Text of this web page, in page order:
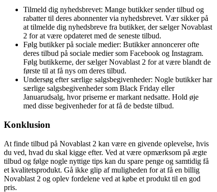
Tilmeld dig nyhedsbrevet: Mange butikker sender tilbud og
rabatter til deres abonnenter via nyhedsbrevet. Vær sikker på
at tilmelde dig nyhedsbreve fra butikker, der sælger Novablast
2 for at være opdateret med de seneste tilbud.
Følg butikker på sociale medier: Butikker annoncerer ofte
deres tilbud på sociale medier som Facebook og Instagram.
Følg butikkerne, der sælger Novablast 2 for at være blandt de
første til at få nys om deres tilbud.
Undersøg efter særlige salgsbegivenheder: Nogle butikker har
særlige salgsbegivenheder som Black Friday eller
Januarudsalg, hvor priserne er markant nedsatte. Hold øje
med disse begivenheder for at få de bedste tilbud.
Konklusion
At finde tilbud på Novablast 2 kan være en givende oplevelse, hvis
du ved, hvad du skal kigge efter. Ved at være opmærksom på ægte
tilbud og følge nogle nyttige tips kan du spare penge og samtidig få
et kvalitetsprodukt. Gå ikke glip af muligheden for at få en billig
Novablast 2 og oplev fordelene ved at købe et produkt til en god
pris.